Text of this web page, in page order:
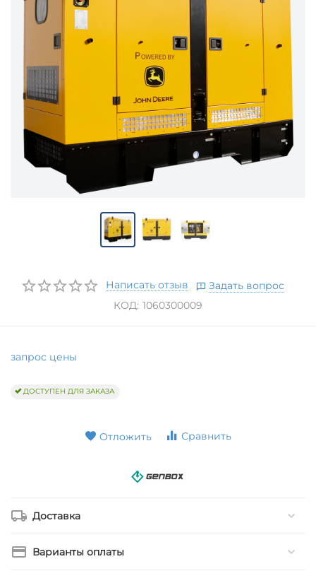
Написать отзыв
Задать вопрос
КОД: 1060300009
запрос цены
ДОСТУПЕН ДЛЯ ЗАКАЗА
Отложить Сравнить
Доставка
Варианты оплаты